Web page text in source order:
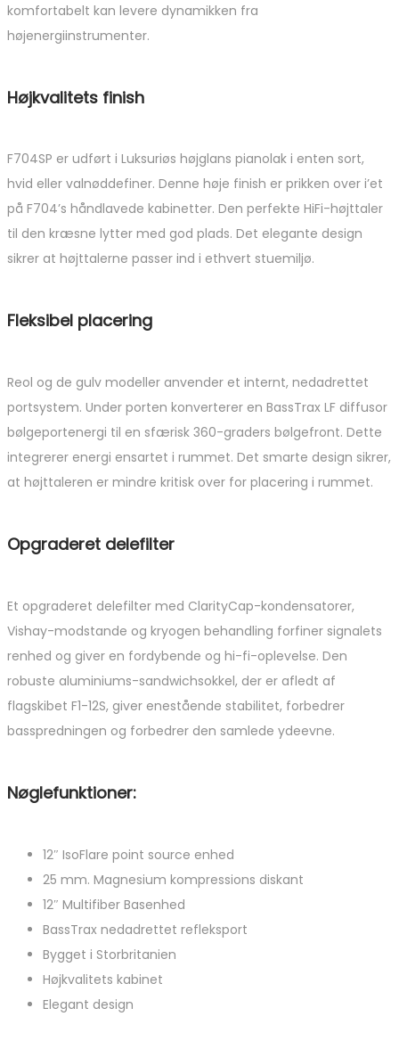
komfortabelt kan levere dynamikken fra
højenergiinstrumenter.
Højkvalitets finish
F704SP er udført i Luksuriøs højglans pianolak i enten sort,
hvid eller valnøddefiner. Denne høje finish er prikken over i’et
på F704’s håndlavede kabinetter. Den perfekte HiFi-højttaler
til den kræsne lytter med god plads. Det elegante design
sikrer at højttalerne passer ind i ethvert stuemiljø.
Fleksibel placering
Reol og de gulv modeller anvender et internt, nedadrettet
portsystem. Under porten konverterer en BassTrax LF diffusor
bølgeportenergi til en sfærisk 360-graders bølgefront. Dette
integrerer energi ensartet i rummet. Det smarte design sikrer,
at højttaleren er mindre kritisk over for placering i rummet.
Opgraderet delefilter
Et opgraderet delefilter med ClarityCap-kondensatorer,
Vishay-modstande og kryogen behandling forfiner signalets
renhed og giver en fordybende og hi-fi-oplevelse. Den
robuste aluminiums-sandwichsokkel, der er afledt af
flagskibet F1-12S, giver enestående stabilitet, forbedrer
basspredningen og forbedrer den samlede ydeevne.
Nøglefunktioner:
12″ IsoFlare point source enhed
25 mm. Magnesium kompressions diskant
12″ Multifiber Basenhed
BassTrax nedadrettet refleksport
Bygget i Storbritanien
Højkvalitets kabinet
Elegant design